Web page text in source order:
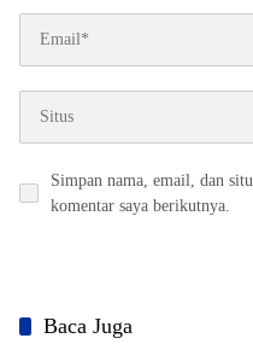
Simpan nama, email, dan
komentar saya berikutnya.
Baca Juga